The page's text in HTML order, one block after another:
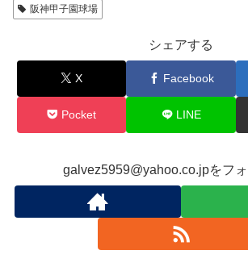
阪神甲子園球場
シェアする
X Facebook
Pocket LINE
galvez5959@yahoo.co.jpをフ